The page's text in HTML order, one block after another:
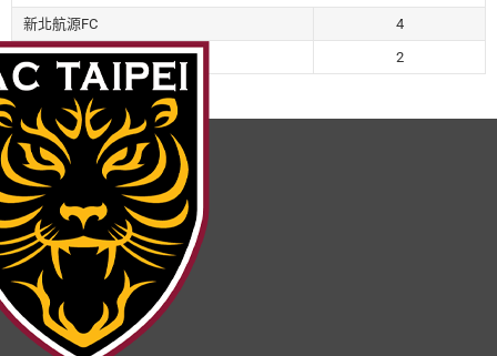
新北航源FC
4
銘傳大學
2